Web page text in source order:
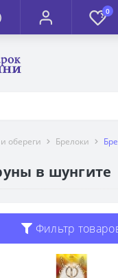
0
обереги Брелоки
в шунгите
Фильтр